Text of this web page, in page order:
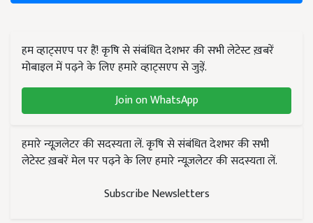
हम व्हाट्सएप पर हैं! कृषि से संबंधित देशभर की सभी लेटेस्ट ख़बरें
मोबाइल में पढ़ने के लिए हमारे व्हाट्सएप से जुड़ें.
Join on WhatsApp
हमारे न्यूज़लेटर की सदस्यता लें. कृषि से संबंधित देशभर की सभी
लेटेस्ट ख़बरें मेल पर पढ़ने के लिए हमारे न्यूज़लेटर की सदस्यता लें.
Subscribe Newsletters